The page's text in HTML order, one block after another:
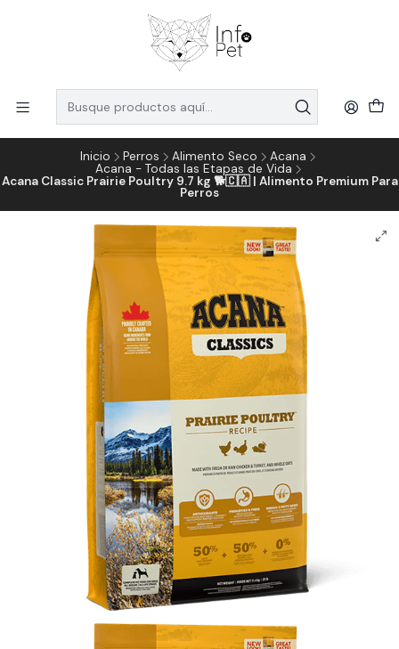
Inicio Perros Alimento Seco
Acana
Acana - Todas las Etapas de Vida
Acana Classic Prairie Poultry 9.7 kg 🐕🇨🇦 | Alimento Premium Para
Perros